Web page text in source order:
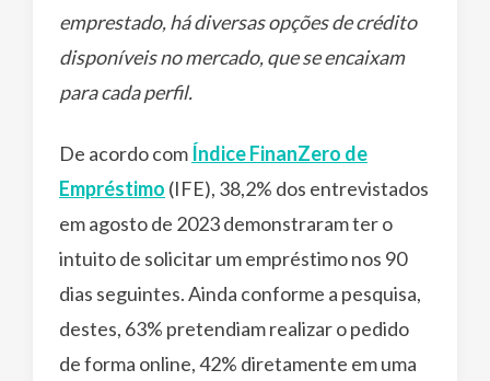
emprestado, há diversas opções de crédito
disponíveis no mercado, que se encaixam
para cada perfil.
De acordo com Índice FinanZero de
Empréstimo (IFE), 38,2% dos entrevistados
em agosto de 2023 demonstraram ter o
intuito de solicitar um empréstimo nos 90
dias seguintes. Ainda conforme a pesquisa,
destes, 63% pretendiam realizar o pedido
de forma online, 42% diretamente em uma